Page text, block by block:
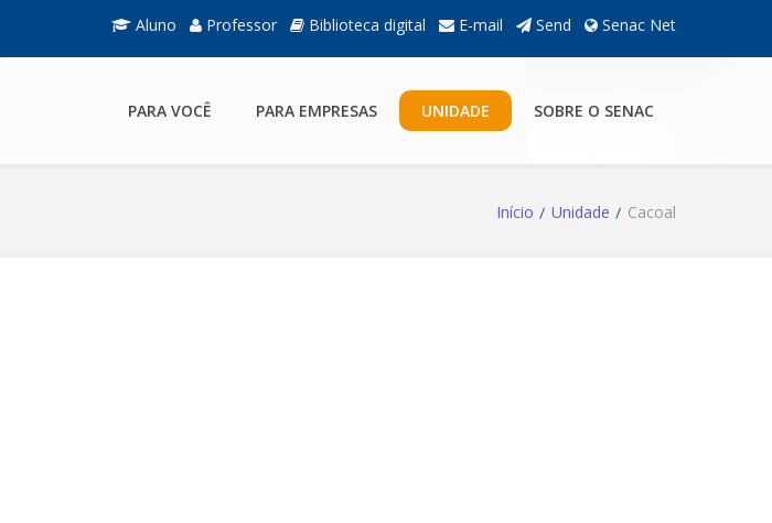
Aluno Professor Biblioteca digital E-mail Send Senac Net
PARA VOCÊ PARA EMPRESAS UNIDADE SOBRE O SENAC
Início Unidade Cacoal